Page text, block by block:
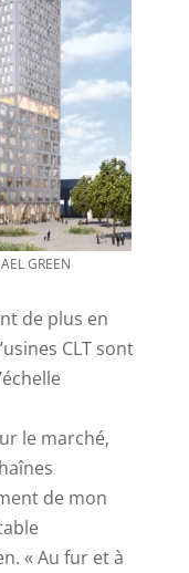
GREEN
de plus en
CLT sont
le marché,
de mon
« Au fur et à